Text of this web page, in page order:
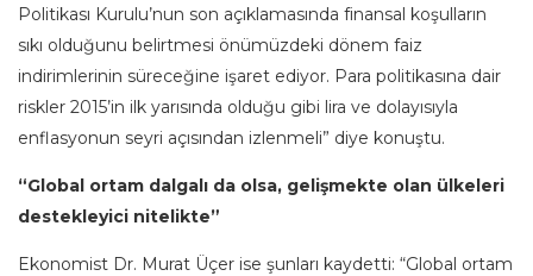
Politikası Kurulu’nun son açıklamasında finansal koşulların
sıkı olduğunu belirtmesi önümüzdeki dönem faiz
indirimlerinin süreceğine işaret ediyor. Para politikasına dair
riskler 2015’in ilk yarısında olduğu gibi lira ve dolayısıyla
enflasyonun seyri açısından izlenmeli” diye konuştu.
“Global ortam dalgalı da olsa, gelişmekte olan ülkeleri
destekleyici nitelikte”
Ekonomist Dr. Murat Üçer ise şunları kaydetti: “Global ortam